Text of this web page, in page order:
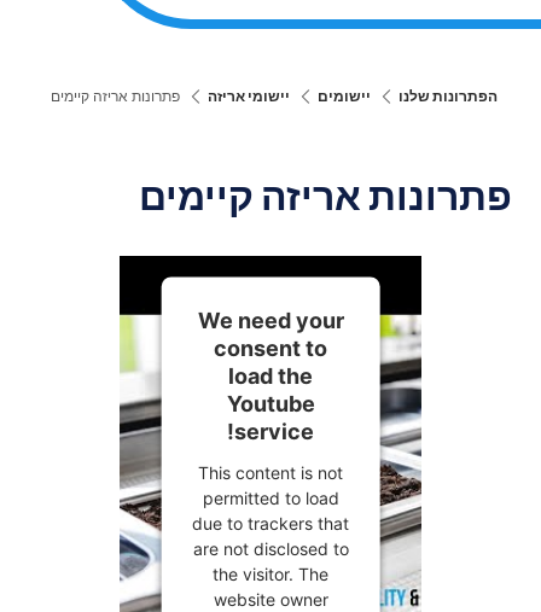
הפתרונות שלנו יישומים יישומי אריזה פתרונות אריזה קיימים
פתרונות אריזה קיימים
We need your
consent to
load the
Youtube
service!
This content is not
permitted to load
due to trackers that
are not disclosed to
the visitor. The
website owner